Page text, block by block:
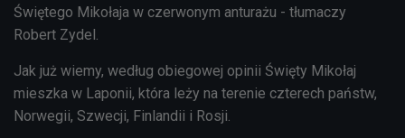
Świętego Mikołaja w czerwonym anturażu - tłumaczy
Robert Zydel.
Jak już wiemy, według obiegowej opinii Święty Mikołaj
mieszka w Laponii, która leży na terenie czterech państw,
Norwegii, Szwecji, Finlandii i Rosji.